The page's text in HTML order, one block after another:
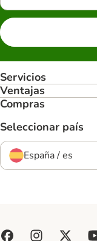
Servicios
Ventajas
Compras
Seleccionar país
España / es